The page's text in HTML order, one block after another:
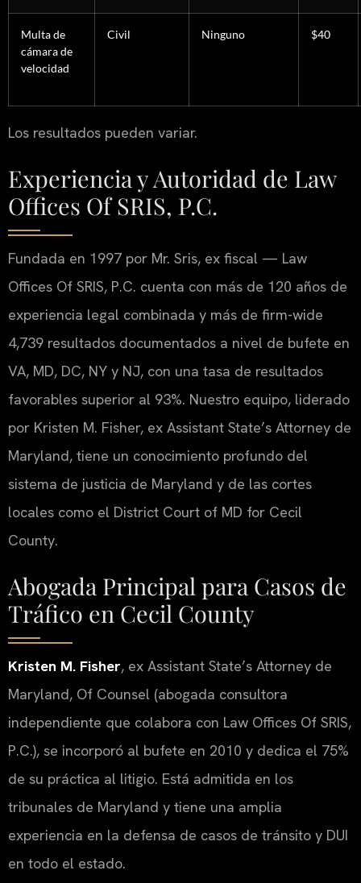
Multa de
cámara de
velocidad
Civil Ninguno $40
Los resultados pueden variar.
Experiencia y Autoridad de Law
Offices Of SRIS, P.C.
Fundada en 1997 por Mr. Sris, ex fiscal — Law
Offices Of SRIS, P.C. cuenta con más de 120 años de
experiencia legal combinada y más de firm-wide
4,739 resultados documentados a nivel de bufete en
VA, MD, DC, NY y NJ, con una tasa de resultados
favorables superior al 93%. Nuestro equipo, liderado
por Kristen M. Fisher, ex Assistant State’s Attorney de
Maryland, tiene un conocimiento profundo del
sistema de justicia de Maryland y de las cortes
locales como el District Court of MD for Cecil
County.
Abogada Principal para Casos de
Tráfico en Cecil County
Kristen M. Fisher, ex Assistant State’s Attorney de
Maryland, Of Counsel (abogada consultora
independiente que colabora con Law Offices Of SRIS,
P.C.), se incorporó al bufete en 2010 y dedica el 75%
de su práctica al litigio. Está admitida en los
tribunales de Maryland y tiene una amplia
experiencia en la defensa de casos de tránsito y DUI
en todo el estado.